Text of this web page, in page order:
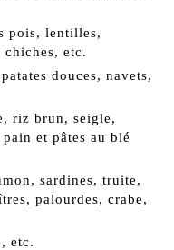
pois, lentilles,
chiches, etc.
douces, navets,
riz brun, seigle,
et pâtes au blé
sardines, truite,
palourdes, crabe,
etc.